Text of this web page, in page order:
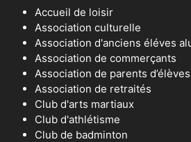
Accueil de loisir
Association culturelle
Association d'anciens éléves
Association de commerçants
Association de parents d’élèves
Association de retraités
Club d'arts martiaux
Club d'athlétisme
Club de badminton